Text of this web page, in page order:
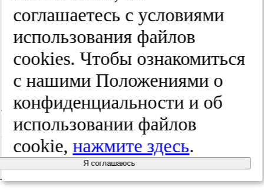
2025;(5):658-665
Резюме /
Abstract:
соглашаетесь с условиями
использования файлов
cооkies. Чтобы ознакомиться
с нашими Положениями о
конфиденциальности и об
использовании файлов
cookie,нажмите здесь.
Я соглашаюсь